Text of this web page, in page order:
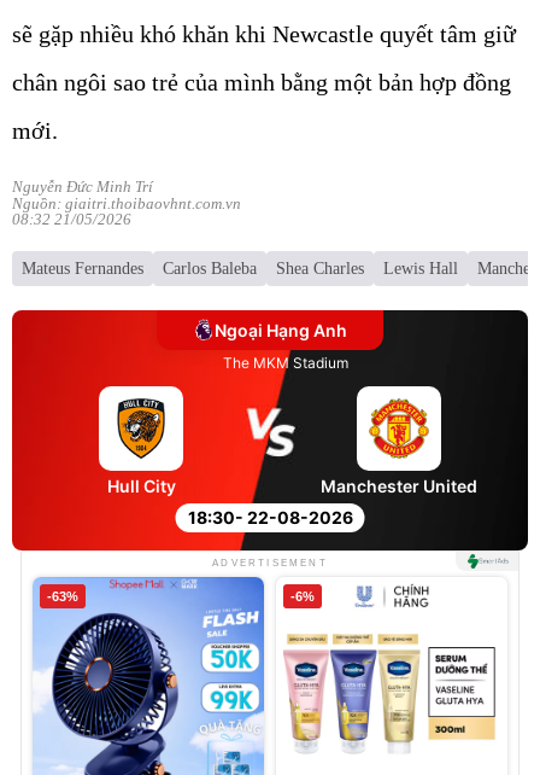
sẽ gặp nhiều khó khăn khi Newcastle quyết tâm giữ
chân ngôi sao trẻ của mình bằng một bản hợp đồng
mới.
Nguyễn Đức Minh Trí
Nguồn: giaitri.thoibaovhnt.com.vn
08:32 21/05/2026
Mateus Fernandes Carlos Baleba Shea Charles Lewis Hall
Ngoại Hạng Anh
The MKM Stadium
18:30- 22-08-2026
Hull City Manchester United
ADVERTISEMENT
-63% -6%